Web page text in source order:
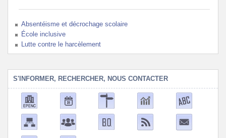
Absentéisme et décrochage scolaire
École inclusive
Lutte contre le harcèlement
S'INFORMER, RECHERCHER, NOUS CONTACTER